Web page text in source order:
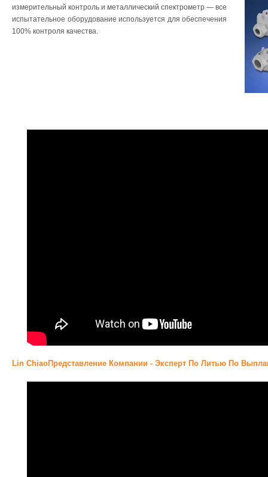
измерительный контроль и металлический спектрометр — все
испытательное оборудование используется для обеспечения
100% контроля качества.
Lin ChiaoПредставление Компании - Эксперт По Литью По